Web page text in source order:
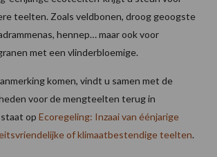
teelten. Zoals veldbonen, droog geoogste
hennep… maar ook voor
met een vlinderbloemige.
komen, vindt u samen met de
voor de mengteelten terug in
op Ecoregeling: Inzaai van éénjarige
of klimaatbestendige teelten.